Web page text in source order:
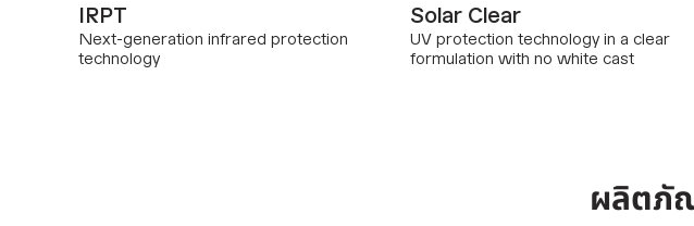
IRPT
Next-generation infrared protection
technology
Solar Clear
UV protection technology in a clear
formulation with no white cast
ผลิตภั